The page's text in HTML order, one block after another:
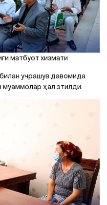
матбуот хизмати
учрашув давомида
муаммолар ҳал этилди.